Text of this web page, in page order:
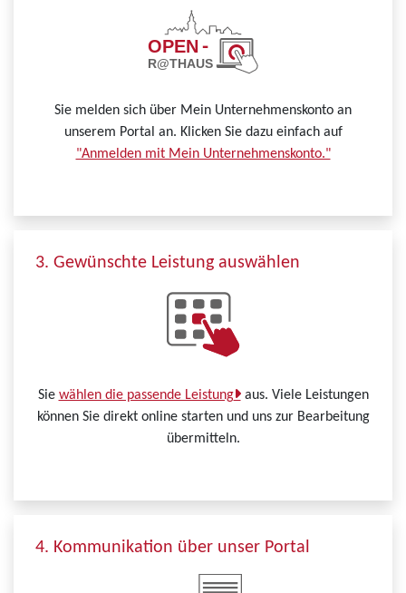
Sie melden sich über Mein Unternehmenskonto an
unserem Portal an. Klicken Sie dazu einfach auf
"Anmelden mit Mein Unternehmenskonto."
3. Gewünschte Leistung auswählen
Sie wählen die passende Leistung aus. Viele Leistungen
können Sie direkt online starten und uns zur Bearbeitung
übermitteln.
4. Kommunikation über unser Portal